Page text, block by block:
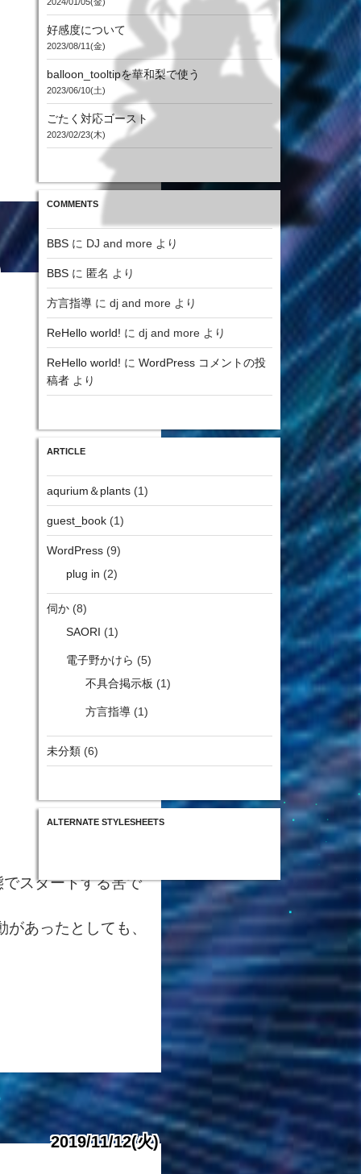
スタートする筈で
あったとしても、
稿
2019/11/12(火)
好感度について
2023/08/11(金)
balloon_tooltipを華和梨で使う
2023/06/10(土)
ごたく対応ゴースト
2023/02/23(木)
COMMENTS
BBS に DJ and more より
BBS に 匿名 より
方言指導 に dj and more より
ReHello world! に dj and more より
ReHello world! に WordPress コメントの投
稿者 より
ARTICLE
aqurium＆plants (1)
guest_book (1)
WordPress (9)
plug in (2)
伺か (8)
SAORI (1)
電子野かけら (5)
不具合掲示板 (1)
方言指導 (1)
未分類 (6)
ALTERNATE STYLESHEETS